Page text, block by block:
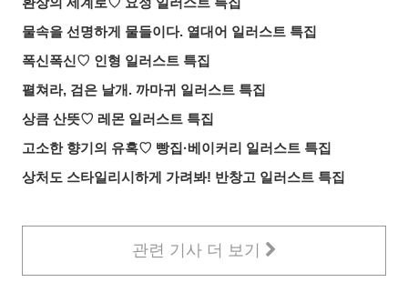
물속을 선명하게 물들이다. 열대어 일러스트 특집
폭신폭신♡ 인형 일러스트 특집
펼쳐라, 검은 날개. 까마귀 일러스트 특집
상큼 산뜻♡ 레몬 일러스트 특집
고소한 향기의 유혹♡ 빵집·베이커리 일러스트 특집
상처도 스타일리시하게 가려봐! 반창고 일러스트 특집
관련 기사 더 보기